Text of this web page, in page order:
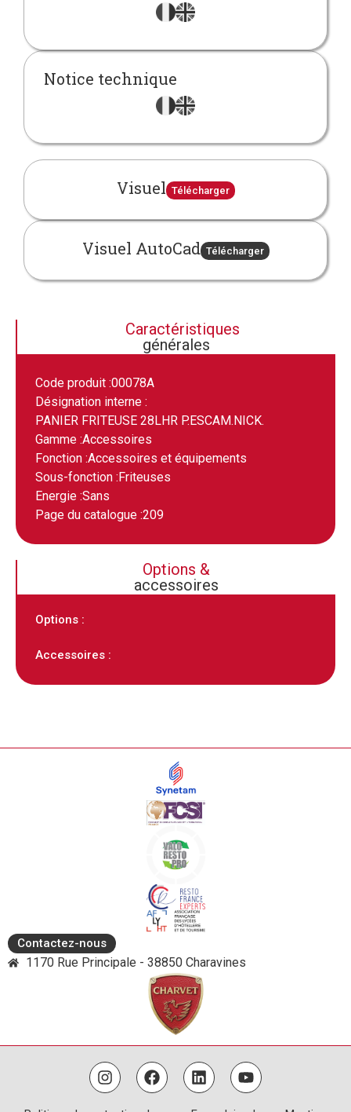
Notice technique
Visuel Télécharger
Visuel AutoCad Télécharger
Caractéristiques
générales
Code produit :00078A
Désignation interne :
PANIER FRITEUSE 28LHR P.ESCAM.NICK.
Gamme :Accessoires
Fonction :Accessoires et équipements
Sous-fonction :Friteuses
Energie :Sans
Page du catalogue :209
Options &
accessoires
Options :
Accessoires :
Contactez-nous
1170 Rue Principale - 38850 Charavines